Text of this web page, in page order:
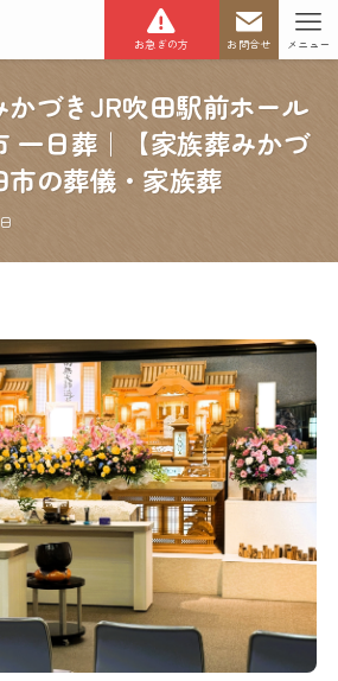
お急ぎの方 お問合せ メニュー
かづきJR吹田駅前ホール
一日葬｜【家族葬みかづ
市の葬儀・家族葬